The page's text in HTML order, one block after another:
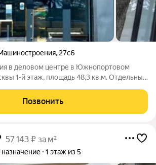
, 27с6
в деловом центре в Южнопортовом
1-й этаж, площадь 48,3 кв.м. Отдельный
панорамные окна
Позвонить
57 143 ₽ за м²
1 этаж из 5